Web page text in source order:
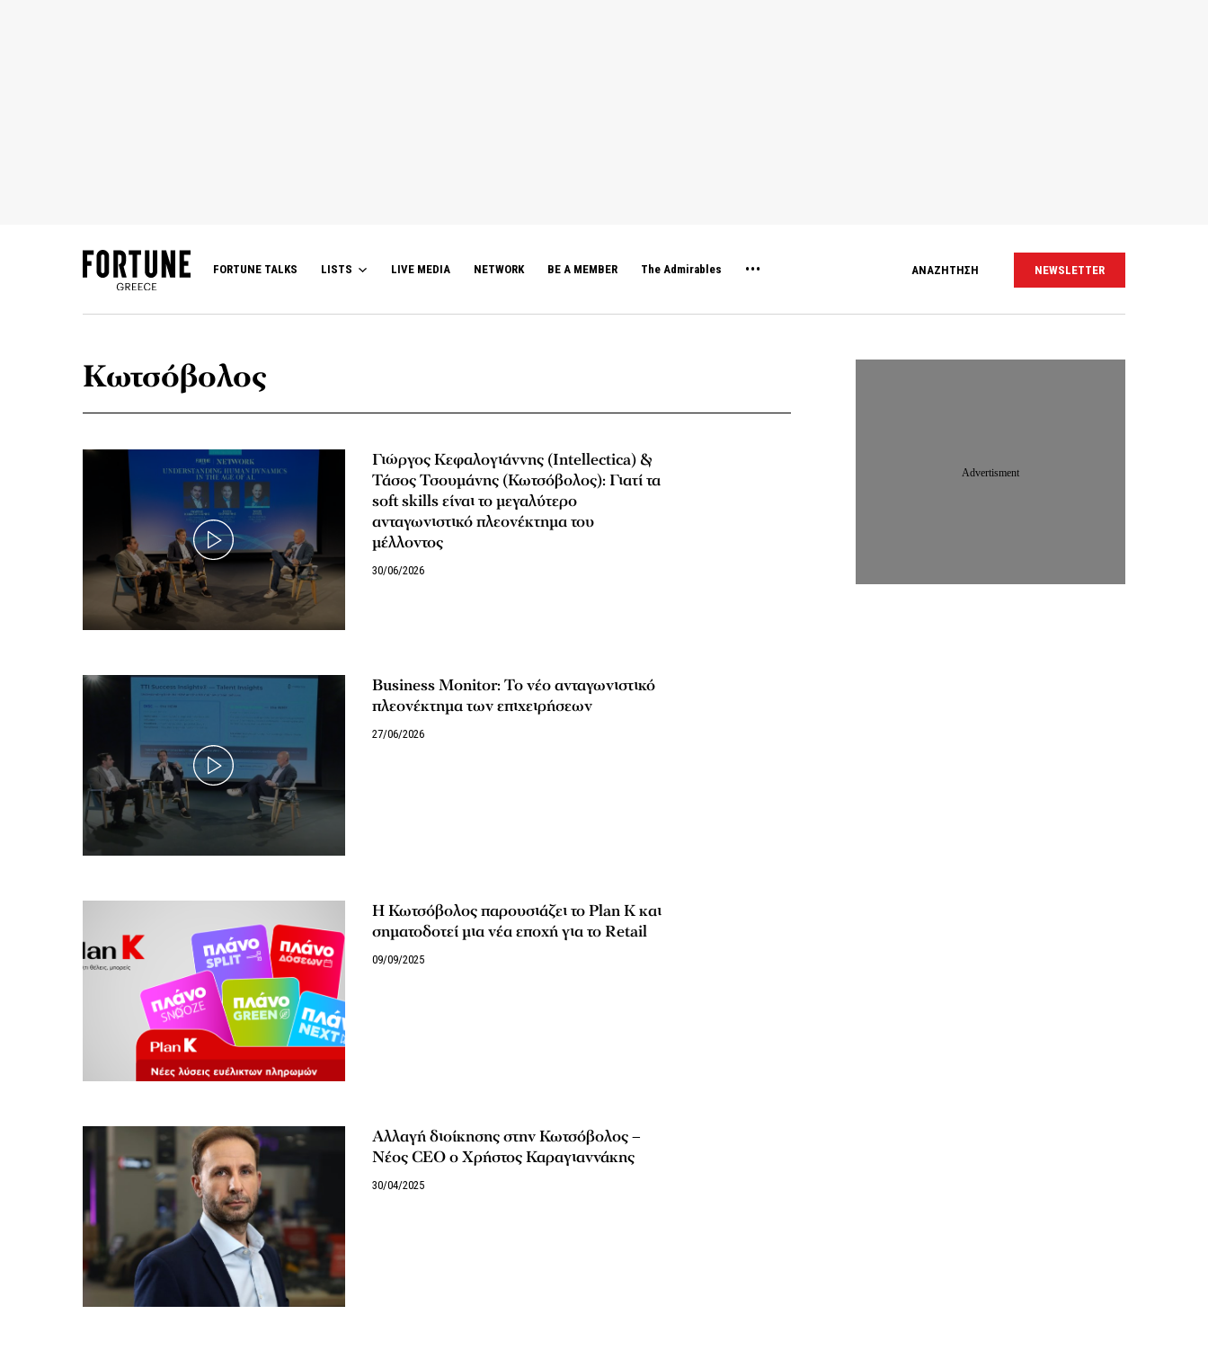
FORTUNE TALKS LISTS LIVE MEDIA NETWORK BE A MEMBER The Admirables ΑΝΑΖΗΤΗΣΗ NEWSLETTER
Κωτσόβολος
Γιώργος Κεφαλογιάννης (Intellectica) &
Τάσος Τσουμάνης (Κωτσόβολος): Γιατί τα
soft skills είναι το μεγαλύτερο
ανταγωνιστικό πλεονέκτημα του
μέλλοντος
30/06/2026
Business Monitor: Το νέο ανταγωνιστικό
πλεονέκτημα των επιχειρήσεων
27/06/2026
Η Κωτσόβολος παρουσιάζει το Plan K και
σηματοδοτεί μια νέα εποχή για το Retail
09/09/2025
Αλλαγή διοίκησης στην Κωτσόβολος –
Νέος CEO ο Χρήστος Καραγιαννάκης
30/04/2025